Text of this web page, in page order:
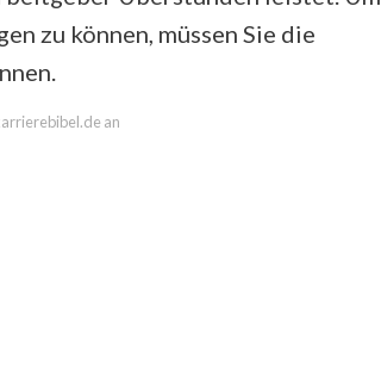
zu können, müssen Sie die
an